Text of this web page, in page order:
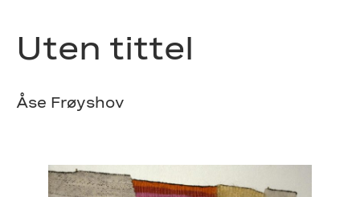
Uten tittel
Åse Frøyshov